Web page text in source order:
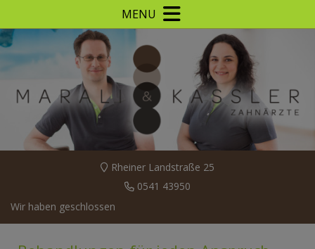
MENU
Rheiner Landstraße 25
0541 43950
Wir haben geschlossen